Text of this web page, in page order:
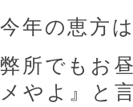
今年の恵方
弊所でもお
メやよ』と